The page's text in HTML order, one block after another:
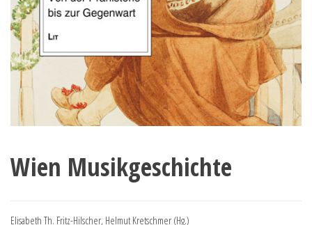
Wien Musikgeschichte
Elisabeth Th. Fritz-Hilscher, Helmut Kretschmer (Hg.)